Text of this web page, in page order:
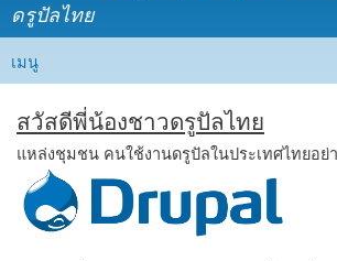
ดรูปัลไทย
Main menu
เมนู
สวัสดีพี่น้องชาวดรูปัลไทย
แหล่งชุมชน คนใช้งานดรูปัลในประเทศไทยอย่